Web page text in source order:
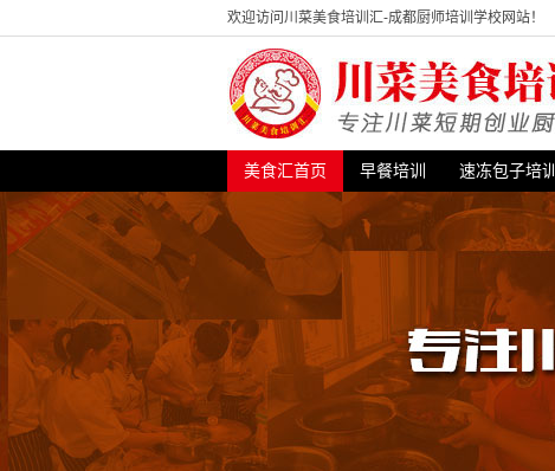
欢迎访问川菜美食培训汇-成都厨师培训学校网站！
美食汇首页 早餐培训 速冻包子培训